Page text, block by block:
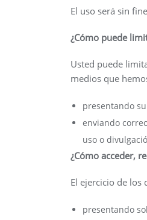
El uso será sin
¿Cómo puede
Usted puede
medios que
presentando
enviando
uso o
¿Cómo acceder,
El ejercicio de los
presentando